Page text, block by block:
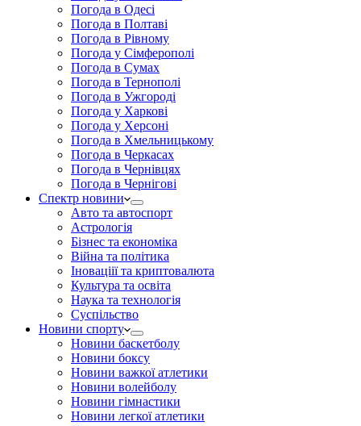
Погода в Одесі
Погода в Полтаві
Погода в Рівному
Погода у Сімферополі
Погода в Сумах
Погода в Тернополі
Погода в Ужгороді
Погода у Харкові
Погода у Херсоні
Погода в Хмельницькому
Погода в Черкасах
Погода в Чернівцях
Погода в Чернігові
Спектр новини
Авто та автоспорт
Астрологія
Бізнес та економіка
Війна та політика
Іноваціії та криптовалюта
Культура та освіта
Наука та технологія
Суспільство
Новини спорту
Новини баскетболу
Новини боксу
Новини важкої атлетики
Новини волейболу
Новини гімнастики
Новини легкої атлетики